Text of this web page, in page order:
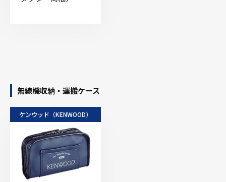
無線機収納・運搬ケース
ケンウッド（KENWOOD）